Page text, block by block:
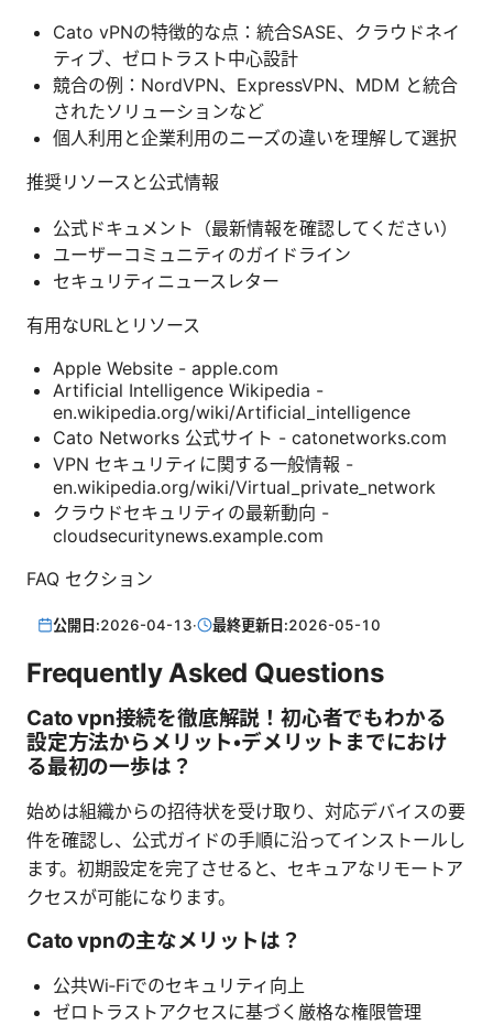
Cato vPNの特徴的な点：統合SASE、クラウドネイ
ティブ、ゼロトラスト中心設計
競合の例：NordVPN、ExpressVPN、MDM と統合
されたソリューションなど
個人利用と企業利用のニーズの違いを理解して選択
推奨リソースと公式情報
公式ドキュメント（最新情報を確認してください）
ユーザーコミュニティのガイドライン
セキュリティニュースレター
有用なURLとリソース
Apple Website - apple.com
Artificial Intelligence Wikipedia -
en.wikipedia.org/wiki/Artificial_intelligence
Cato Networks 公式サイト - catonetworks.com
VPN セキュリティに関する一般情報 -
en.wikipedia.org/wiki/Virtual_private_network
クラウドセキュリティの最新動向 -
cloudsecuritynews.example.com
FAQ セクション
公開日:2026-04-13· 最終更新日:2026-05-10
Frequently Asked Questions
Cato vpn接続を徹底解説！初心者でもわかる
設定方法からメリット・デメリットまでにおけ
る最初の一歩は？
始めは組織からの招待状を受け取り、対応デバイスの要
件を確認し、公式ガイドの手順に沿ってインストールし
ます。初期設定を完了させると、セキュアなリモートア
クセスが可能になります。
Cato vpnの主なメリットは？
公共Wi‑Fiでのセキュリティ向上
ゼロトラストアクセスに基づく厳格な権限管理